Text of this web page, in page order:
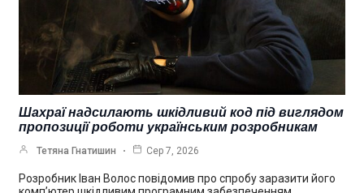
Шахраї надсилають шкідливий код під виглядом
пропозиції роботи українським розробникам
Тетяна Гнатишин Сер 7, 2026
Розробник Іван Волос повідомив про спробу заразити його